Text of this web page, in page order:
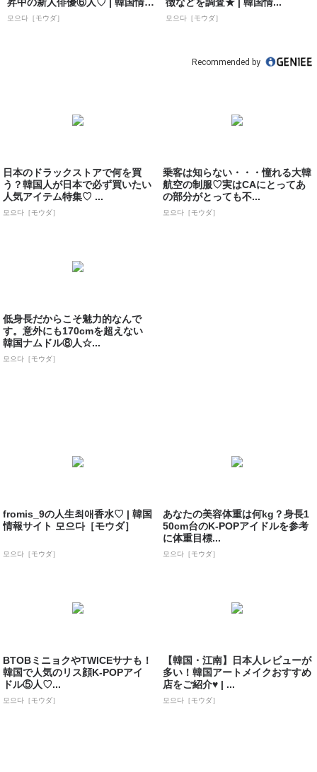
昇中の新人俳優⑥人♡ | 韓国情報
サイト ...
모으다［モウダ］
徴などを調査★ | 韓国情...
모으다［モウダ］
Recommended by
日本のドラックストアで何を買
う？韓国人が日本で必ず買いたい
人気アイテム特集♡ ...
모으다［モウダ］
乗客は知らない・・・憧れる大韓
航空の制服♡実はCAにとってあ
の部分がとっても不...
모으다［モウダ］
低身長だからこそ魅力的なんで
す。意外にも170cmを超えない
韓国ナムドル⑧人☆...
모으다［モウダ］
fromis_9の人生최애香水♡ | 韓国
情報サイト 모으다［モウダ］
모으다［モウダ］
あなたの美容体重は何kg？身長1
50cm台のK-POPアイドルを参考
に体重目標...
모으다［モウダ］
BTOBミニョクやTWICEサナも！
韓国で人気のリス顔K-POPアイ
ドル⑤人♡...
모으다［モウダ］
【韓国・江南】日本人レビューが
多い！韓国アートメイクおすすめ
店をご紹介♥ | ...
모으다［モウダ］